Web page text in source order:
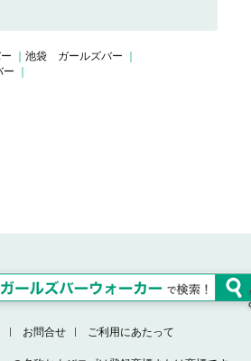
池袋 ガールズバー
ー
お問合せ ご利用にあたって